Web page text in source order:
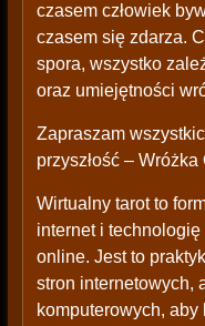
czasem człowiek
czasem się zdarza.
spora, wszystko
oraz umiejętności
Zapraszam
przyszłość – Wróżka
Wirtualny tarot to
internet i
online. Jest to
stron internetowych,
komputerowych,